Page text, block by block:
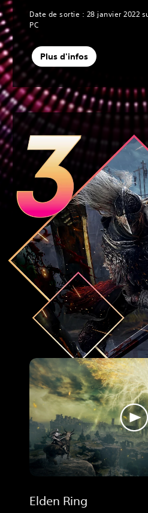
Date de sortie : 28 janvier 2022
PC
Plus d'infos
Elden Ring